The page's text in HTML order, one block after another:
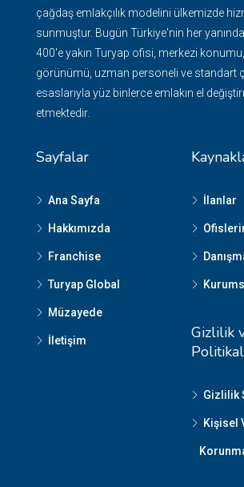
çağdaş emlakçılık modelini ülkemizde
sunmuştur. Bugün Türkiye'nin her
400'e yakın Turyap ofisi, merkezi
görünümü, uzman personeli ve standart
esaslarıyla yüz binlerce emlakın el
etmektedir.
Sayfalar
Ana Sayfa
Hakkımızda
Franchise
Turyap Global
Müzayede
İletişim
İlanlar
Gizlilik
Gizlilik
Kişisel